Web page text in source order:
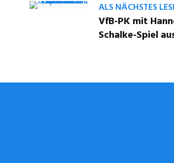
ALS NÄCHSTES
VfB-PK mit
Schalke-Spiel